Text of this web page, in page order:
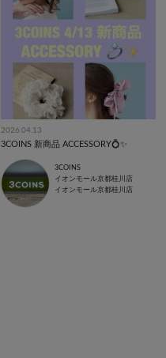
2026.04.13
3COINS 新商品 ACCESSORY💍✨
3COINS
イオンモール京都桂川店
イオンモール京都桂川店